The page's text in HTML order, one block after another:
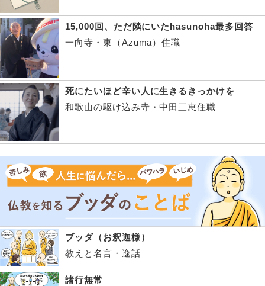
15,000回、ただ隣にいたhasunoha最多回答
一向寺・東（Azuma）住職
死にたいほど辛い人に生きるきっかけを
和歌山の駆け込み寺・中田三恵住職
ブッダ（お釈迦様）
教えと名言・逸話
諸行無常